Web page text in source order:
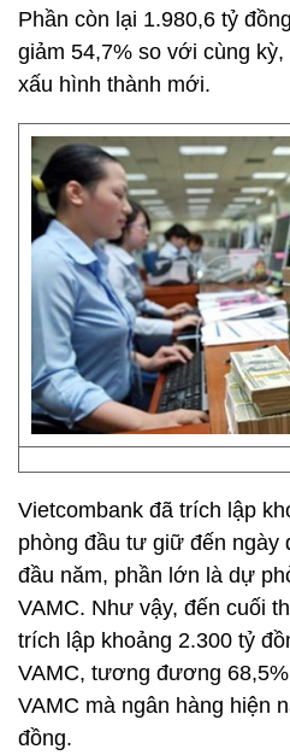
Phần còn lại 1.980,6 tỷ
giảm 54,7% so với cùng
xấu hình thành mới.
Vietcombank đã trích lập
phòng đầu tư giữ đến ngày
đầu năm, phần lớn là dự
VAMC. Như vậy, đến cuối
trích lập khoảng 2.300 tỷ
VAMC, tương đương
VAMC mà ngân hàng hiện
đồng.